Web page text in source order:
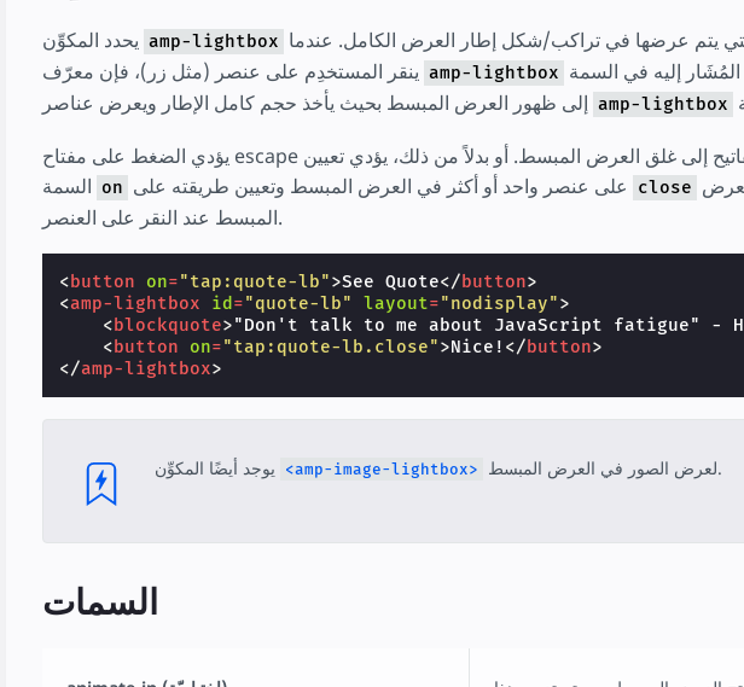
amp-lightbox
amp-lightbox
amp-lightbox
يؤدي الضغط على مفتاح escape في لوحة المفاتيح إلى غلق العرض المبسط. أو بدلاً من ذلك، يؤدي تعيين
on close
المبسط عند النقر على العنصر.
<button on="tap:quote-lb">See Quote</button>
<amp-lightbox id ="quote-lb" layout="nodisplay">
<blockquote>"Don't talk to me about JavaScript fatigue" -
<button on="tap:quote-lb.close">Nice! </button>
</amp-lightbox>
<amp-image-lightbox> لعرض الصور في العرض المبسط.
السمات